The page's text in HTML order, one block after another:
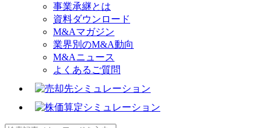
事業承継とは
資料ダウンロード
M&Aマガジン
業界別のM&A動向
M&Aニュース
よくあるご質問